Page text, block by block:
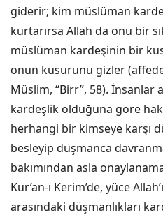
giderir; kim müslüman
kurtarırsa Allah da onu bir
müslüman kardeşinin bir
onun kusurunu gizler
Müslim, “Birr”, 58). İnsanlar
kardeşlik olduğuna göre
herhangi bir kimseye karşı
besleyip düşmanca
bakımından asla
Kur’an-ı Kerim’de, yüce
arasındaki düşmanlıkları